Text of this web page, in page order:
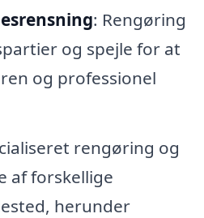
: Rengøring
og spejle for at
og professionel
rengøring og
af forskellige
herunder